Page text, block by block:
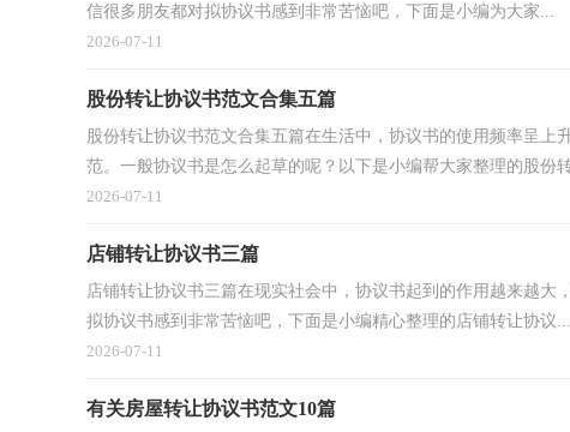
信很多朋友都对拟协议书感到非常苦恼吧，下面是小编为大家...
2026-07-11
股份转让协议书范文合集五篇
股份转让协议书范文合集五篇在生活中，协议书的使用频率呈
范。一般协议书是怎么起草的呢？以下是小编帮大家整理的股份
2026-07-11
店铺转让协议书三篇
店铺转让协议书三篇在现实社会中，协议书起到的作用越来越
拟协议书感到非常苦恼吧，下面是小编精心整理的店铺转让协议...
2026-07-11
有关房屋转让协议书范文10篇